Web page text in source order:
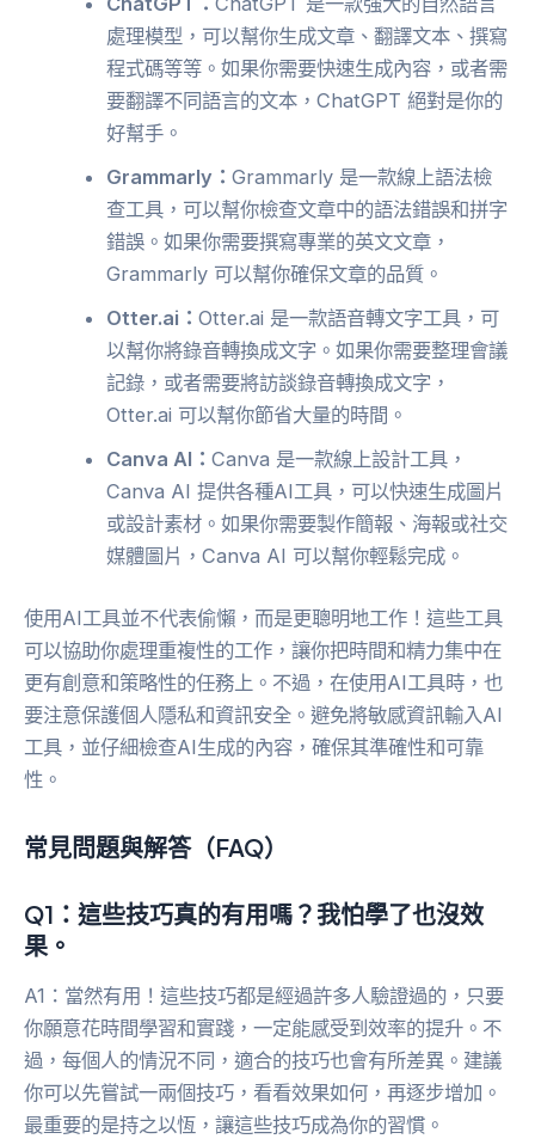
處理模型，可以幫你生成文章、翻譯文本、撰寫
程式碼等等。如果你需要快速生成內容，或者需
要翻譯不同語言的文本，ChatGPT 絕對是你的
好幫手。
Grammarly：Grammarly 是一款線上語法檢
查工具，可以幫你檢查文章中的語法錯誤和拼字
錯誤。如果你需要撰寫專業的英文文章，
Grammarly 可以幫你確保文章的品質。
Otter.ai：Otter.ai 是一款語音轉文字工具，可
以幫你將錄音轉換成文字。如果你需要整理會議
記錄，或者需要將訪談錄音轉換成文字，
Otter.ai 可以幫你節省大量的時間。
Canva AI：Canva 是一款線上設計工具，
Canva AI 提供各種AI工具，可以快速生成圖片
或設計素材。如果你需要製作簡報、海報或社交
媒體圖片，Canva AI 可以幫你輕鬆完成。
使用AI工具並不代表偷懶，而是更聰明地工作！這些工具
可以協助你處理重複性的工作，讓你把時間和精力集中在
更有創意和策略性的任務上。不過，在使用AI工具時，也
要注意保護個人隱私和資訊安全。避免將敏感資訊輸入AI
工具，並仔細檢查AI生成的內容，確保其準確性和可靠
性。
常見問題與解答（FAQ）
Q1：這些技巧真的有用嗎？我怕學了也沒效
果。
A1：當然有用！這些技巧都是經過許多人驗證過的，只要
你願意花時間學習和實踐，一定能感受到效率的提升。不
過，每個人的情況不同，適合的技巧也會有所差異。建議
你可以先嘗試一兩個技巧，看看效果如何，再逐步增加。
最重要的是持之以恆，讓這些技巧成為你的習慣。